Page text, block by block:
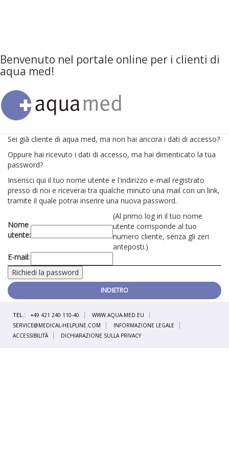
Benvenuto nel portale online per i clienti di
aqua med!
Sei già cliente di aqua med, ma non hai ancora i dati di accesso?
Oppure hai ricevuto i dati di accesso, ma hai dimenticato la tua
password?
Inserisci qui il tuo nome utente e l'indirizzo e-mail registrato
presso di noi e riceverai tra qualche minuto una mail con un link,
tramite il quale potrai inserire una nuova password.
INDIETRO
Nome
utente:
(Al primo log in il tuo nome
utente corrisponde al tuo
numero cliente, senza gli zeri
anteposti.)
E-mail:
TEL.: +49 421 240 110-40
WWW.AQUA-MED.EU
SERVICE@MEDICAL-HELPLINE.COM
INFORMAZIONE LEGALE
ACCESSIBILITÀ
DICHIARAZIONE SULLA PRIVACY